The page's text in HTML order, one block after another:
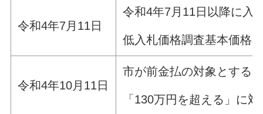
令和4年7月11日
令和4年7月11日以降に入
低入札価格調査基本価格
令和4年10月11日
市が前金払の対象とする
「130万円を超える」に